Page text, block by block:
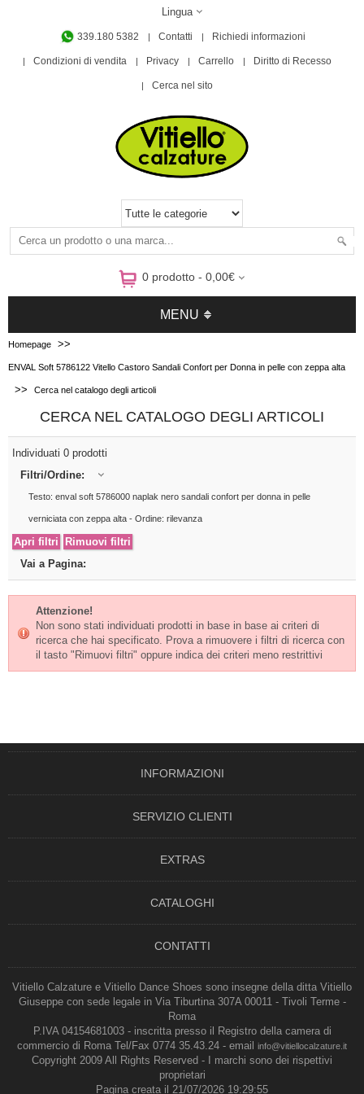
Lingua
339.180 5382 Contatti Richiedi informazioni
Condizioni di vendita Privacy Carrello Diritto di Recesso
Cerca nel sito
0 prodotto - 0,00€
MENU
Homepage >>
ENVAL Soft 5786122 Vitello Castoro Sandali Confort per Donna in pelle con zeppa alta
>> Cerca nel catalogo degli articoli
CERCA NEL CATALOGO DEGLI ARTICOLI
Individuati 0 prodotti
Filtri/Ordine:
Testo: enval soft 5786000 naplak nero sandali confort per donna in pelle
verniciata con zeppa alta - Ordine: rilevanza
Vai a Pagina:
Attenzione!
Non sono stati individuati prodotti in base in base ai criteri di
ricerca che hai specificato. Prova a rimuovere i filtri di ricerca con
il tasto "Rimuovi filtri" oppure indica dei criteri meno restrittivi
INFORMAZIONI
SERVIZIO CLIENTI
EXTRAS
CATALOGHI
CONTATTI
Vitiello Calzature e Vitiello Dance Shoes sono insegne della ditta Vitiello
Giuseppe con sede legale in Via Tiburtina 307A 00011 - Tivoli Terme -
Roma
P.IVA 04154681003 - inscritta presso il Registro della camera di
commercio di Roma Tel/Fax 0774 35.43.24 - email
info@vitiellocalzature.it
Copyright 2009 All Rights Reserved - I marchi sono dei rispettivi
proprietari
Pagina creata il 21/07/2026 19:29:55